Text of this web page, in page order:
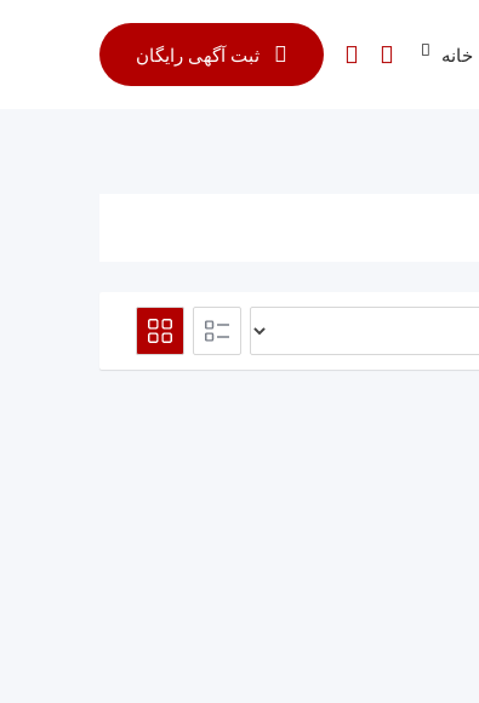
خانه ثبت آگهی رایگان